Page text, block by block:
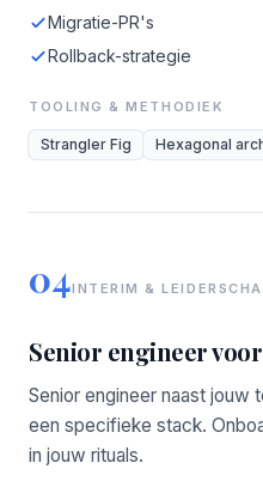
Migratie-PR's
Rollback-strategie
TOOLING & METHODIEK
Strangler Fig Hexagonal
04INTERIM &
Senior engineer
Senior engineer naast
een specifieke stack.
in jouw rituals.